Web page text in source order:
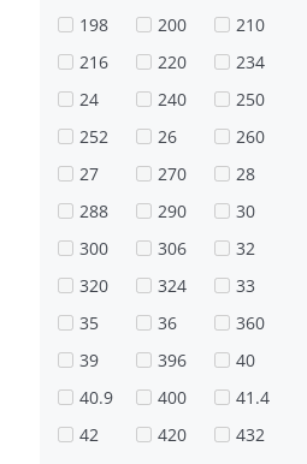
198
200
210
216
220
234
24
240
250
252
26
260
27
270
28
288
290
30
300
306
32
320
324
33
35
36
360
39
396
40
40.9
400
41.4
42
420
432